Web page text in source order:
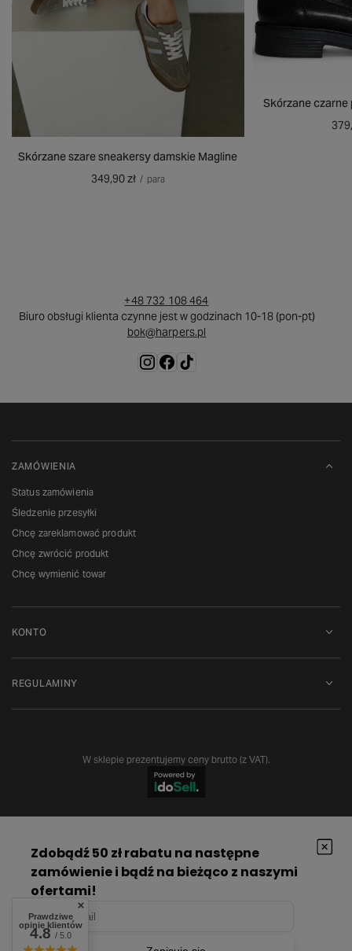
Skórzane szare sneakersy damskie Magline
349,90 zł / para
Skórzane czarne
+48 732 108 464
Biuro obsługi klienta czynne jest w godzinach 10-18 (pon-pt)
bok@harpers.pl
ZAMÓWIENIA
Status zamówienia
Śledzenie przesyłki
Chcę zareklamować produkt
Chcę zwrócić produkt
Chcę wymienić towar
KONTO
REGULAMINY
W sklepie prezentujemy ceny brutto (z VAT).
Prawdziwe
opinie klientów
4.8/ 5.0